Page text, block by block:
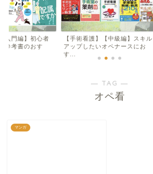
入門編】初心者
参考書のおす
【手術看護】【中級編】スキル
アップしたいオペナースにお
す...
― TAG ―
オペ看
マンガ